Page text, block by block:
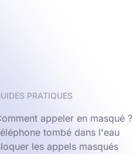
PRATIQUES
appeler en masqué ?
tombé dans l'eau
les appels masqués